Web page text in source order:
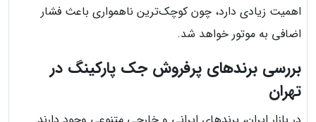
اهمیت زیادی دارد، چون کوچک‌ترین ناهمواری باعث فشار
اضافی به موتور خواهد شد.
بررسی برندهای پرفروش جک پارکینگ در
تهران